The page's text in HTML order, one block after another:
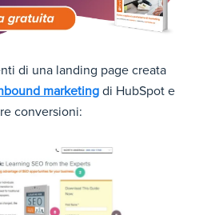
di una landing page creata
marketing di HubSpot e
conversioni: